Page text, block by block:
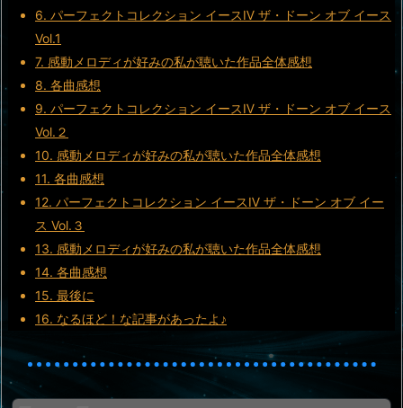
6. パーフェクトコレクション イースⅣ ザ・ドーン オブ イース
Vol.1
7. 感動メロディが好みの私が聴いた作品全体感想
8. 各曲感想
9. パーフェクトコレクション イースⅣ ザ・ドーン オブ イース
Vol.２
10. 感動メロディが好みの私が聴いた作品全体感想
11. 各曲感想
12. パーフェクトコレクション イースⅣ ザ・ドーン オブ イー
ス Vol.３
13. 感動メロディが好みの私が聴いた作品全体感想
14. 各曲感想
15. 最後に
16. なるほど！な記事があったよ♪